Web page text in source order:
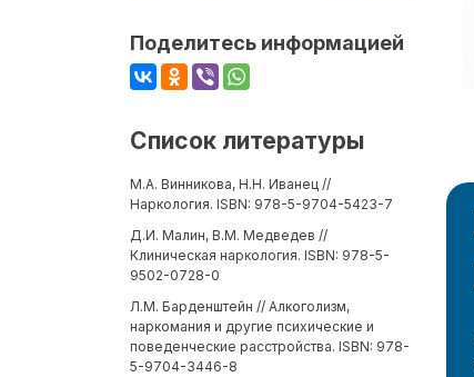
Поделитесь информацией
Список литературы
М.А. Винникова, Н.Н. Иванец //
Наркология. ISBN: 978-5-9704-5423-7
Д.И. Малин, В.М. Медведев //
Клиническая наркология. ISBN: 978-5-
9502-0728-0
Л.М. Барденштейн // Алкоголизм,
наркомания и другие психические и
поведенческие расстройства. ISBN: 978-
5-9704-3446-8